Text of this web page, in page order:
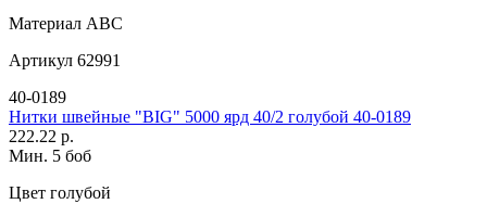
Материал АВС
Артикул 62991
40-0189
Нитки швейные "BIG" 5000 ярд 40/2 голубой 40-0189
222.22 р.
Мин. 5 боб
Цвет голубой